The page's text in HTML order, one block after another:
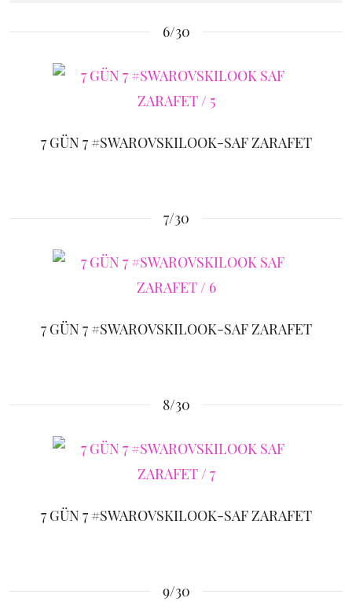
6/30
7 GÜN 7 #SWAROVSKILOOK-SAF ZARAFET
7/30
7 GÜN 7 #SWAROVSKILOOK-SAF ZARAFET
8/30
7 GÜN 7 #SWAROVSKILOOK-SAF ZARAFET
9/30